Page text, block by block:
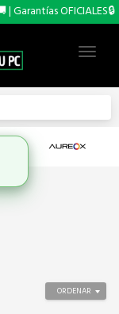
OFICIALES🔒
ORDENAR